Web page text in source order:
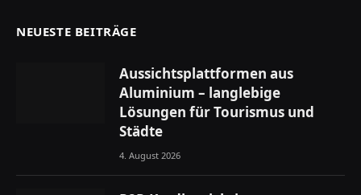
NEUESTE BEITRÄGE
Aussichtsplattformen aus
Aluminium – langlebige
Lösungen für Tourismus und
Städte
4. August 2026